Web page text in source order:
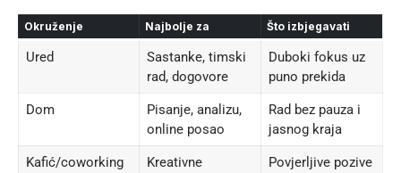
Okruženje Najbolje za Što izbjegavati
Ured
Sastanke, timski
rad, dogovore
Duboki fokus uz
puno prekida
Dom
Pisanje, analizu,
online posao
Rad bez pauza i
jasnog kraja
Kafić/coworking
Kreativne
Povjerljive pozive